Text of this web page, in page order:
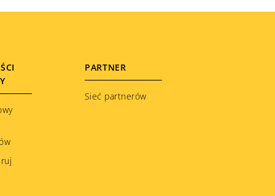
PARTNER
Sieć partnerów